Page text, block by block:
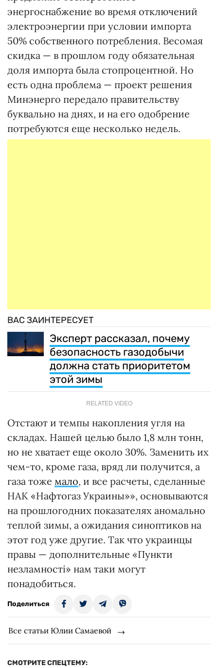
энергоснабжение во время отключений
электроэнергии при условии импорта
50% собственного потребления. Весомая
скидка — в прошлом году обязательная
доля импорта была стопроцентной. Но
есть одна проблема — проект решения
Минэнерго передало правительству
буквально на днях, и на его одобрение
потребуются еще несколько недель.
ВАС ЗАИНТЕРЕСУЕТ
Эксперт рассказал, почему
безопасность газодобычи
должна стать приоритетом
этой зимы
RELATED VIDEO
Отстают и темпы накопления угля на
складах. Нашей целью было 1,8 млн тонн,
но не хватает еще около 30%. Заменить их
чем-то, кроме газа, вряд ли получится, а
газа тоже мало, и все расчеты, сделанные
НАК «Нафтогаз Украины»», основываются
на прошлогодних показателях аномально
теплой зимы, а ожидания синоптиков на
этот год уже другие. Так что украинцы
правы — дополнительные «Пункти
незламності» нам таки могут
понадобиться.
Поделиться
Все статьи Юлии Самаевой
СМОТРИТЕ СПЕЦТЕМУ: